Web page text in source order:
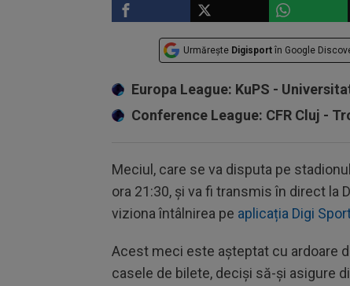
Urmărește Digisport în Google
Europa League: KuPS -
Conference League: CFR Cluj -
Meciul, care se va disputa pe
ora 21:30, și va fi transmis în direct la
viziona întâlnirea pe aplicația Digi
Acest meci este așteptat cu ardoare
casele de bilete, deciși să-și asigure